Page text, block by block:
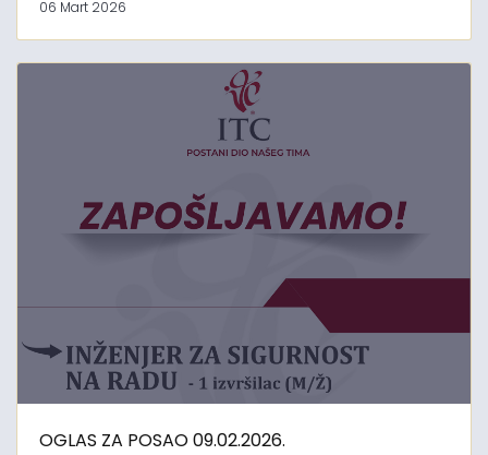
06 Mart 2026
OGLAS ZA POSAO 09.02.2026.